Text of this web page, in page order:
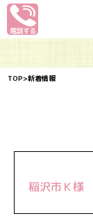
TOP>新着情報
稲沢市Ｋ様